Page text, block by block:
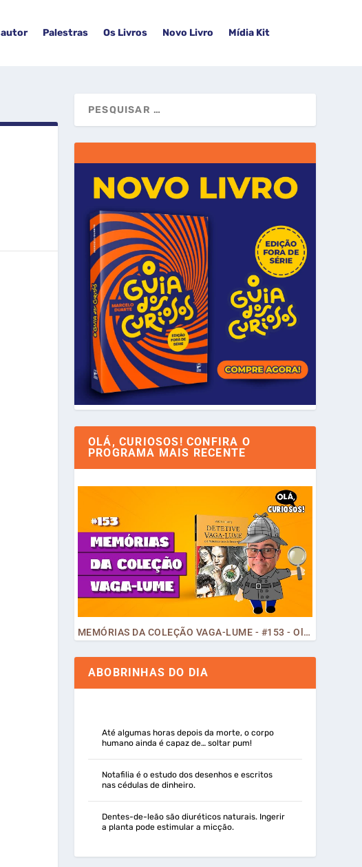
autor Palestras Os Livros Novo Livro Mídia Kit
OLÁ, CURIOSOS! CONFIRA O
PROGRAMA MAIS RECENTE
MEMÓRIAS DA COLEÇÃO VAGA-LUME - #153 - Olá, Curiosos! 2023
ABOBRINHAS DO DIA
Até algumas horas depois da morte, o corpo
humano ainda é capaz de… soltar pum!
Notafilia é o estudo dos desenhos e escritos
nas cédulas de dinheiro.
Dentes-de-leão são diuréticos naturais. Ingerir
a planta pode estimular a micção.